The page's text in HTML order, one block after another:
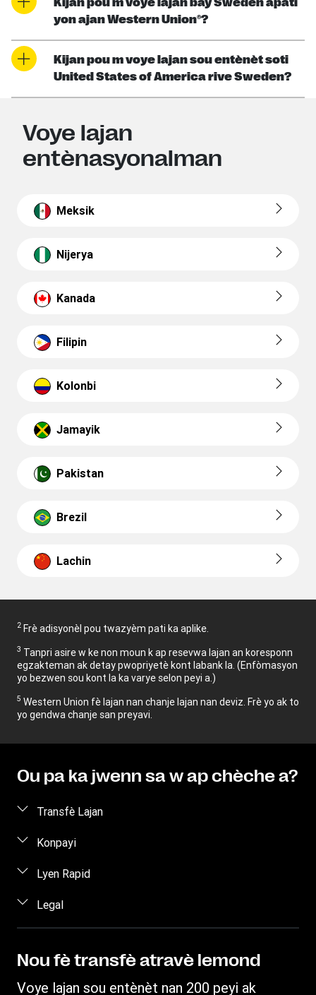
yon ajan Western Union®?
Kijan pou m voye lajan sou entènèt soti
United States of America rive Sweden?
Voye lajan
entènasyonalman
Meksik
Nijerya
Kanada
Filipin
Kolonbi
Jamayik
Pakistan
Brezil
Lachin
2 Frè adisyonèl pou twazyèm pati ka aplike.
3 Tanpri asire w ke non moun k ap resevwa lajan an koresponn
egzakteman ak detay pwopriyetè kont labank la. (Enfòmasyon
yo bezwen sou kont la ka varye selon peyi a.)
5 Western Union fè lajan nan chanje lajan nan deviz. Frè yo ak to
yo gendwa chanje san preyavi.
Ou pa ka jwenn sa w ap chèche a?
Transfè Lajan
Voye lajan
Voye lajan nan telefòn
Voye lajan pou yon prizonye
Estimasyon pri
Konpayi
Apwopo de nou
Karyè
Relasyon ak Envestisè yo
Lyen Rapid
Koneksyon / Enskripsyon
Vin yon ajan
Sèvis Kliyantèl
Legal
Pwopriyete Entelektyèl
Nou fè transfè atravè lemond
Voye lajan sou entènèt nan 200 peyi ak